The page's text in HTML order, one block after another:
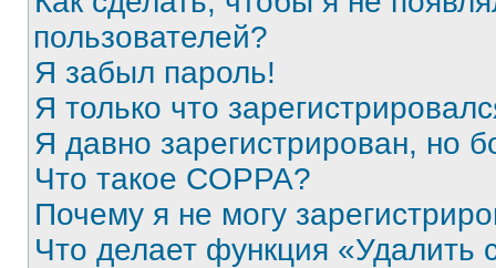
пользователей?
Я забыл пароль!
Я только что
Я давно зарегистрирован, но
Что такое COPPA?
Почему я не могу
Что делает функция «Удалить